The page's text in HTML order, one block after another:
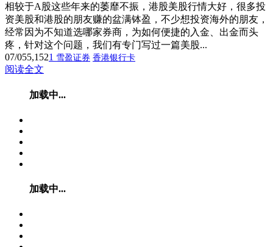
相较于A股这些年来的萎靡不振，港股美股行情大好，很多投
资美股和港股的朋友赚的盆满钵盈，不少想投资海外的朋友，
经常因为不知道选哪家券商，为如何便捷的入金、出金而头
疼，针对这个问题，我们有专门写过一篇美股...
07/055,1521 雪盈证券 香港银行卡
阅读全文
加载中...
加载中...